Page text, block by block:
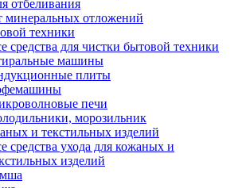
отбеливания
минеральных отложений
техники
средства для чистки бытовой техники
машины
плиты
печи
морозильник
и текстильных изделий
средства ухода для кожаных и
изделий